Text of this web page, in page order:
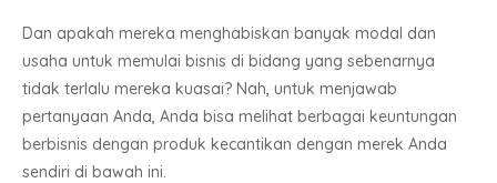
Dan apakah mereka menghabiskan banyak modal dan
usaha untuk memulai bisnis di bidang yang sebenarnya
tidak terlalu mereka kuasai? Nah, untuk menjawab
pertanyaan Anda, Anda bisa melihat berbagai keuntungan
berbisnis dengan produk kecantikan dengan merek Anda
sendiri di bawah ini.